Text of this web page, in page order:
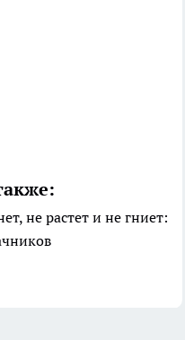
не растет и не гниет: